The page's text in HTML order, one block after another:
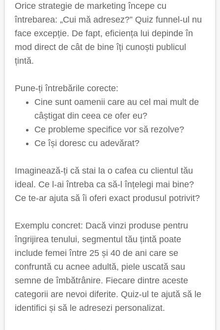
Orice strategie de marketing începe cu
întrebarea: „Cui mă adresez?” Quiz funnel-ul nu
face excepție. De fapt, eficiența lui depinde în
mod direct de cât de bine îți cunoști publicul
țintă.
Pune-ți întrebările corecte:
Cine sunt oamenii care au cel mai mult de
câștigat din ceea ce ofer eu?
Ce probleme specifice vor să rezolve?
Ce își doresc cu adevărat?
Imaginează-ți că stai la o cafea cu clientul tău
ideal. Ce l-ai întreba ca să-l înțelegi mai bine?
Ce te-ar ajuta să îi oferi exact produsul potrivit?
Exemplu concret: Dacă vinzi produse pentru
îngrijirea tenului, segmentul tău țintă poate
include femei între 25 și 40 de ani care se
confruntă cu acnee adultă, piele uscată sau
semne de îmbătrânire. Fiecare dintre aceste
categorii are nevoi diferite. Quiz-ul te ajută să le
identifici și să le adresezi personalizat.